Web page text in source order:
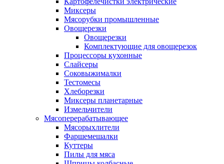
Миксеры
Мясорубки промышленные
Овощерезки
Овощерезки
Комплектующие для овощерезок
Процессоры кухонные
Слайсеры
Соковыжималки
Тестомесы
Хлеборезки
Миксеры планетарные
Измельчители
Мясоперерабатывающее
Мясорыхлители
Фаршемешалки
Куттеры
Пилы для мяса